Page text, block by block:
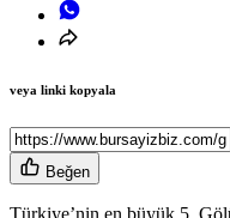
veya linki kopyala
Beğen